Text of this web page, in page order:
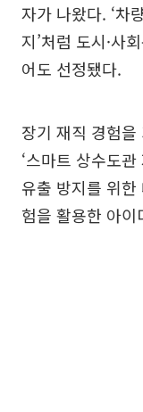
자가 나왔다. ‘차
지’처럼 도시·사
어도 선정됐다.
장기 재직 경험
‘스마트 상수도관
유출 방지를 위한
험을 활용한 아